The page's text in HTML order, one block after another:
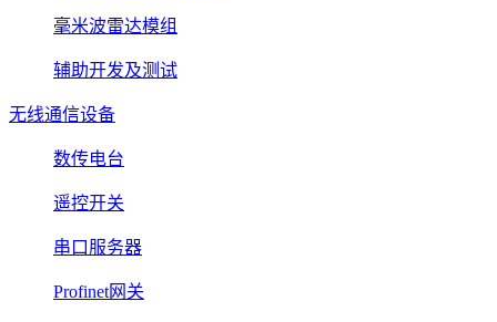
毫米波雷达模组
辅助开发及测试
无线通信设备
数传电台
遥控开关
串口服务器
Profinet网关